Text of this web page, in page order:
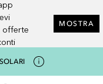
offerte
MOSTRA